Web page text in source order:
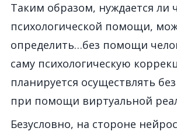
Таким образом, нуждается ли
психологической помощи,
определить…без помощи
саму психологическую
планируется осуществлять
при помощи виртуальной
Безусловно, на стороне